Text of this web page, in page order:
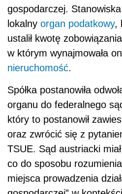
gospodarczej.
lokalny organ podatkowy,
ustalił kwotę
w którym wynajmowała
nieruchomość.
Spółka postanowiła
organu do federalnego
który to postanowił
oraz zwrócić się z
TSUE. Sąd austriacki
co do sposobu
miejsca prowadzenia